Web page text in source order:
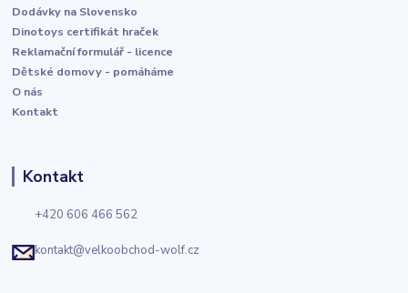
Dodávky na Slovensko
Dinotoys certifikát hraček
Reklamační formulář - licence
Dětské domovy - pomáháme
O nás
Kontakt
Kontakt
+420 606 466 562
kontakt@velkoobchod-wolf.cz